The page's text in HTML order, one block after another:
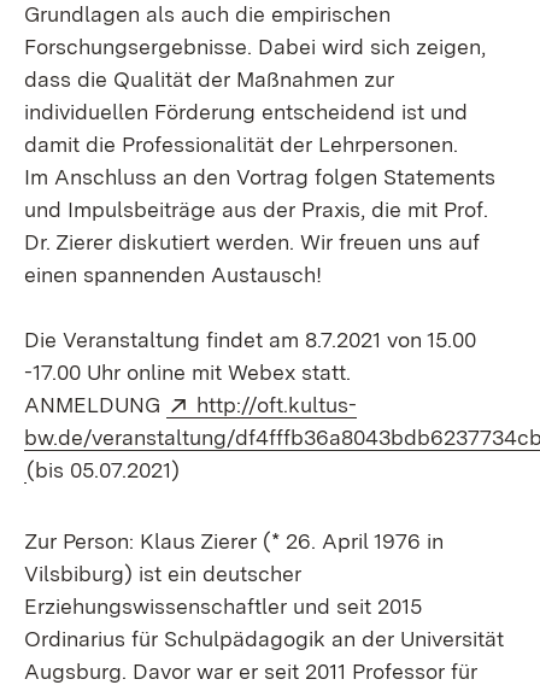
Grundlagen als auch die empirischen
Forschungsergebnisse. Dabei wird sich zeigen,
dass die Qualität der Maßnahmen zur
individuellen Förderung entscheidend ist und
damit die Professionalität der Lehrpersonen.
Im Anschluss an den Vortrag folgen Statements
und Impulsbeiträge aus der Praxis, die mit Prof.
Dr. Zierer diskutiert werden. Wir freuen uns auf
einen spannenden Austausch!
Die Veranstaltung findet am 8.7.2021 von 15.00
-17.00 Uhr online mit Webex statt.
ANMELDUNG
Extern:
http://oft.kultus-
bw.de/veranstaltung/
(Öffnet in neuem Fenster)
(bis 05.07.2021)
Zur Person: Klaus Zierer (* 26. April 1976 in
Vilsbiburg) ist ein deutscher
Erziehungswissenschaftler und seit 2015
Ordinarius für Schulpädagogik an der Universität
Augsburg. Davor war er seit 2011 Professor für